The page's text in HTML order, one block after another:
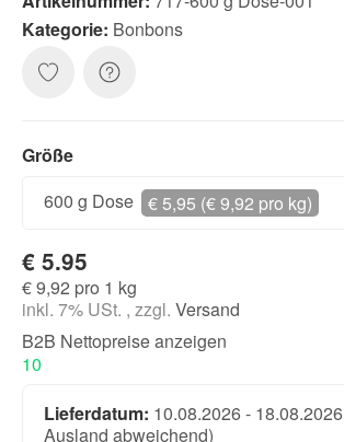
Kategorie: Bonbons
Größe
600 g Dose € 5,95 (€ 9,92 pro kg)
€ 5.95
€ 9,92 pro 1 kg
inkl. 7% USt. , zzgl. Versand
B2B Nettopreise anzeigen
10
Lieferdatum: 10.08.2026 - 18.08.2026
Ausland abweichend)